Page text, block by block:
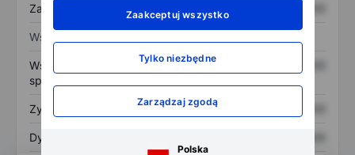
Zaakceptuj wszystko
Tylko niezbędne
Zarządzaj zgodą
Polska
Zadłużenie ogółem XXXXXXX
Wskaźniki
Współczynnik cena do
sprzedaży
XXXXXXX
Zysk na akcję XXXXXXX
Dywidenda na akcję